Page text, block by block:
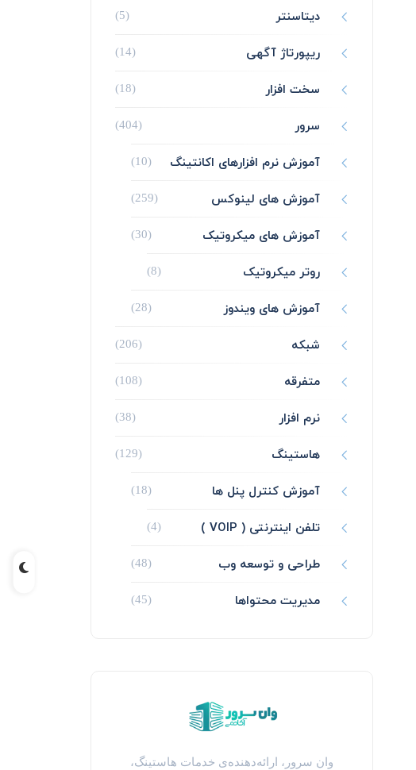
دیتاسنتر (5)
ریپورتاژ آگهی (14)
سخت افزار (18)
سرور (404)
آموزش نرم افزارهای اکانتینگ (10)
آموزش های لینوکس (259)
آموزش های میکروتیک (30)
روتر میکروتیک (8)
آموزش های ویندوز (28)
شبکه (206)
متفرقه (108)
نرم افزار (38)
هاستینگ (129)
آموزش کنترل پنل ها (18)
تلفن اینترنتی ( VOIP ) (4)
طراحی و توسعه وب (48)
مدیریت محتواها (45)
وان سرور، ارائه‌دهنده‌ی خدمات هاستینگ،